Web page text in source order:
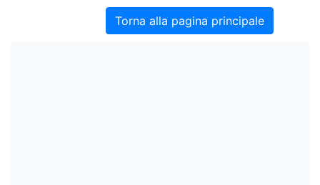
Torna alla pagina principale